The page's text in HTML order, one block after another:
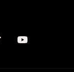
Youtube